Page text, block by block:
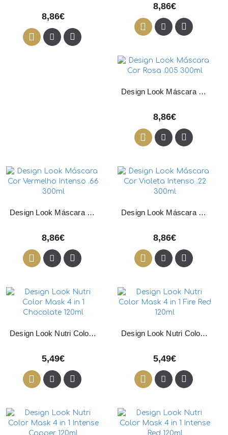
8,86€
8,86€
Design Look Máscara Cor Rosa .005 300ml
8,86€
Design Look Máscara Cor Vermelho Intenso .66 300ml
8,86€
Design Look Máscara Cor Violeta Intenso .22 300ml
8,86€
Design Look Nutri Color Mask 4 in 1 Chocolate 120ml
5,49€
Design Look Nutri Color Mask 4 in 1 Fire Red 120ml
5,49€